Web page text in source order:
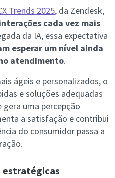
Trends 2025, da Zendesk,
cada vez mais
da IA, essa expectativa
esperar um nível ainda
atendimento.
ágeis e personalizados, o
e soluções adequadas
gera uma percepção
a satisfação e contribui
do consumidor passa a
estratégicas